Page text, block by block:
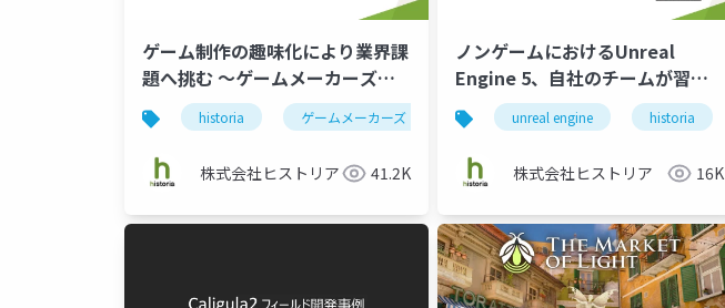
ゲーム制作の趣味化により業界課
題へ挑む ～ゲームメーカーズが
生まれた理由～
historia ゲームメーカーズ ゲーム制作
株式会社ヒストリア 41.2K
ノンゲームにおけるUnreal
Engine 5、自社のチームが習得
するためには？
unreal engine historia
株式会社ヒストリア 16K